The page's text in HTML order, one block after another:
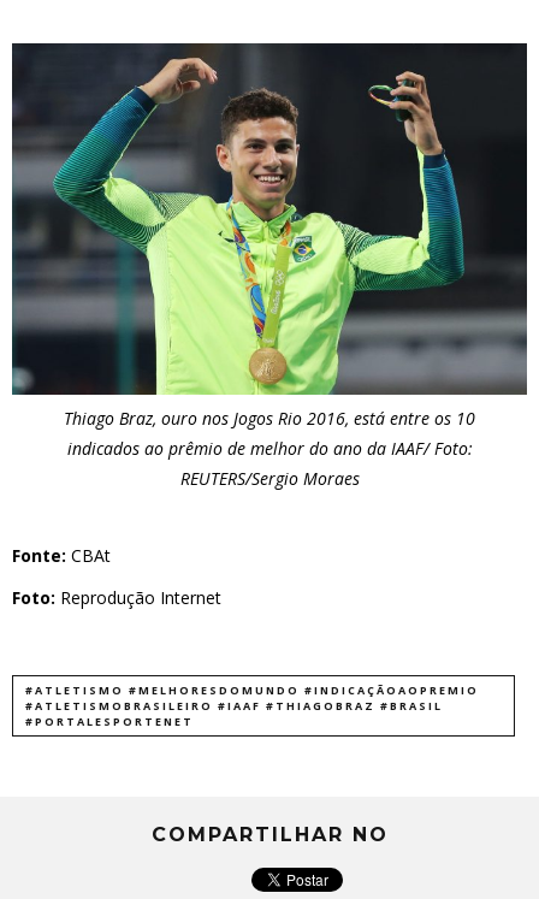
Thiago Braz, ouro nos Jogos Rio 2016, está entre os 10
indicados ao prêmio de melhor do ano da IAAF/ Foto:
REUTERS/Sergio Moraes
Fonte: CBAt
Foto: Reprodução Internet
#ATLETISMO #MELHORESDOMUNDO #INDICAÇÃOAOPREMIO
#ATLETISMOBRASILEIRO #IAAF #THIAGOBRAZ #BRASIL
#PORTALESPORTENET
COMPARTILHAR NO